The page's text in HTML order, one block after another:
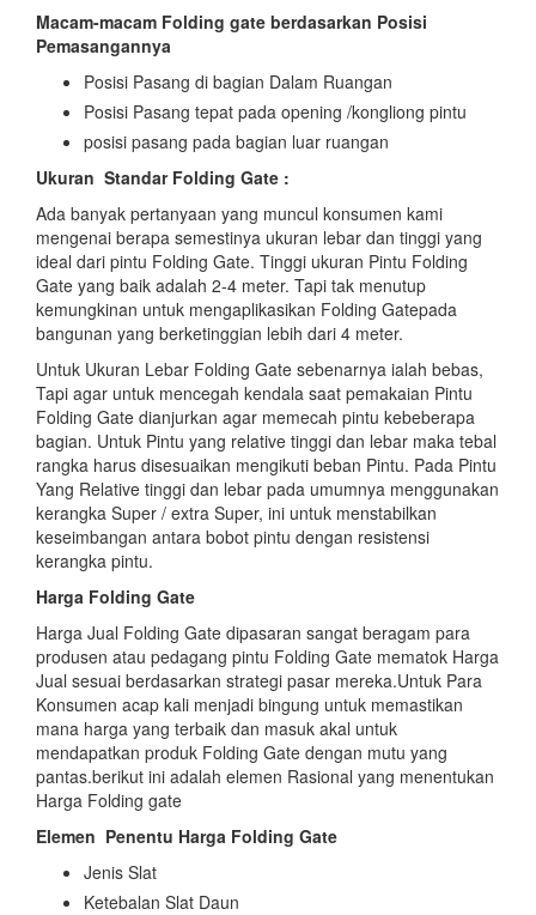
Macam-macam Folding gate berdasarkan Posisi
Pemasangannya
Posisi Pasang di bagian Dalam Ruangan
Posisi Pasang tepat pada opening /kongliong pintu
posisi pasang pada bagian luar ruangan
Ukuran Standar Folding Gate :
Ada banyak pertanyaan yang muncul konsumen kami
mengenai berapa semestinya ukuran lebar dan tinggi yang
ideal dari pintu Folding Gate. Tinggi ukuran Pintu Folding
Gate yang baik adalah 2-4 meter. Tapi tak menutup
kemungkinan untuk mengaplikasikan Folding Gatepada
bangunan yang berketinggian lebih dari 4 meter.
Untuk Ukuran Lebar Folding Gate sebenarnya ialah bebas,
Tapi agar untuk mencegah kendala saat pemakaian Pintu
Folding Gate dianjurkan agar memecah pintu kebeberapa
bagian. Untuk Pintu yang relative tinggi dan lebar maka tebal
rangka harus disesuaikan mengikuti beban Pintu. Pada Pintu
Yang Relative tinggi dan lebar pada umumnya menggunakan
kerangka Super / extra Super, ini untuk menstabilkan
keseimbangan antara bobot pintu dengan resistensi
kerangka pintu.
Harga Folding Gate
Harga Jual Folding Gate dipasaran sangat beragam para
produsen atau pedagang pintu Folding Gate mematok Harga
Jual sesuai berdasarkan strategi pasar mereka.Untuk Para
Konsumen acap kali menjadi bingung untuk memastikan
mana harga yang terbaik dan masuk akal untuk
mendapatkan produk Folding Gate dengan mutu yang
pantas.berikut ini adalah elemen Rasional yang menentukan
Harga Folding gate
Elemen Penentu Harga Folding Gate
Jenis Slat
Ketebalan Slat Daun